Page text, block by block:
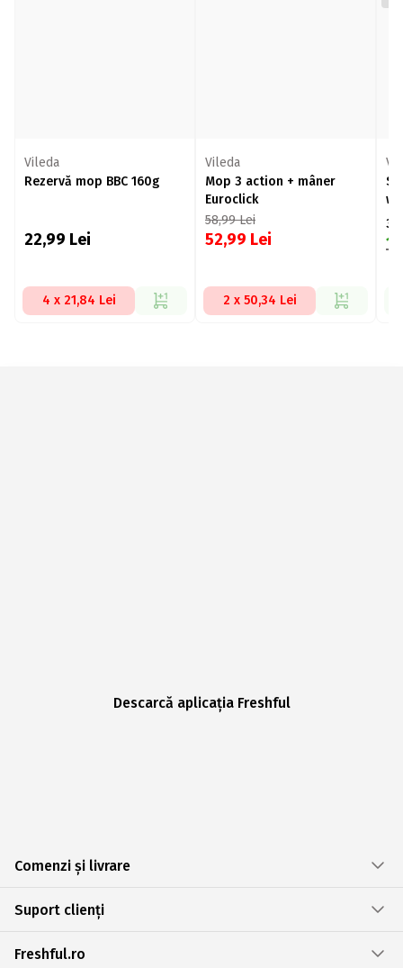
Vileda
Rezervă mop BBC 160g
22,99 Lei
4 x 21,84 Lei
Vileda
Mop 3 action + mâner
Euroclick
58,99Lei
52,99 Lei
2 x 50,34 Lei
Descarcă aplicația Freshful
Comenzi și livrare
Suport clienți
Freshful.ro